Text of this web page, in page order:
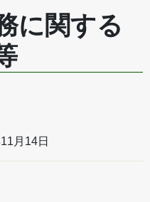
に関する
月14日